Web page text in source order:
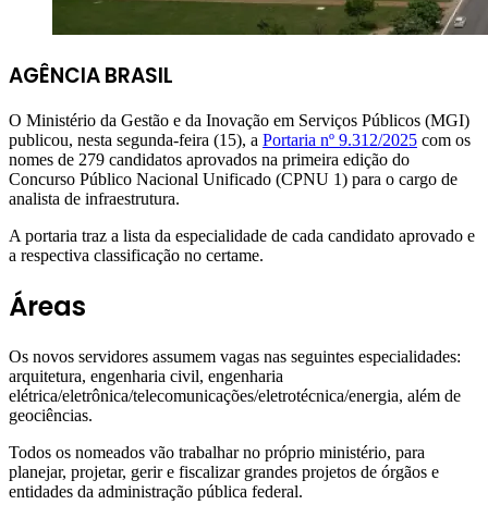
AGÊNCIA BRASIL
O Ministério da Gestão e da Inovação em Serviços Públicos (MGI)
publicou, nesta segunda-feira (15), a Portaria nº 9.312/2025 com os
nomes de 279 candidatos aprovados na primeira edição do
Concurso Público Nacional Unificado (CPNU 1) para o cargo de
analista de infraestrutura.
A portaria traz a lista da especialidade de cada candidato aprovado e
a respectiva classificação no certame.
Áreas
Os novos servidores assumem vagas nas seguintes especialidades:
arquitetura, engenharia civil, engenharia
elétrica/eletrônica/telecomunicações/eletrotécnica/energia, além de
geociências.
Todos os nomeados vão trabalhar no próprio ministério, para
planejar, projetar, gerir e fiscalizar grandes projetos de órgãos e
entidades da administração pública federal.